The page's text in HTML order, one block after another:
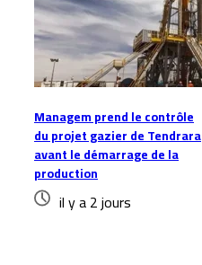
Managem prend le contrôle
du projet gazier de Tendrara
avant le démarrage de la
production
il y a 2 jours